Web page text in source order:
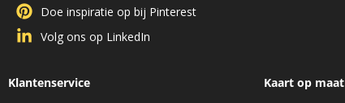
Doe inspiratie op bij Pinterest
Volg ons op LinkedIn
Klantenservice Kaart op maat